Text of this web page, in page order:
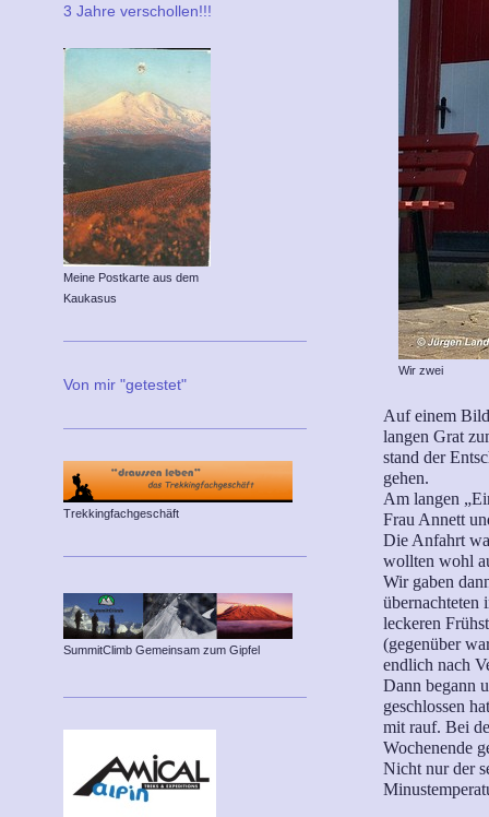
Wir zwei
Auf einem
langen Grat
stand der
gehen.
Am langen
Frau Annett
Die Anfahrt
wollten wohl
Wir gaben
übernachteten
leckeren
(gegenüber
endlich nach
Dann begann
geschlossen
mit rauf. Bei
Wochenende
Nicht nur der
3 Jahre verschollen!!!
Meine Postkarte aus dem
Kaukasus
Von mir "getestet"
Trekkingfachgeschäft
SummitClimb Gemeinsam zum Gipfel